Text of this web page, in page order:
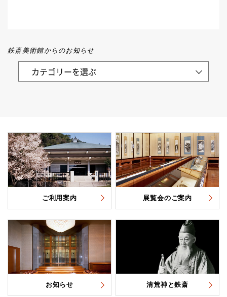
鉄斎美術館からのお知らせ
ご利用案内 展覧会のご案内
お知らせ 清荒神と鉄斎